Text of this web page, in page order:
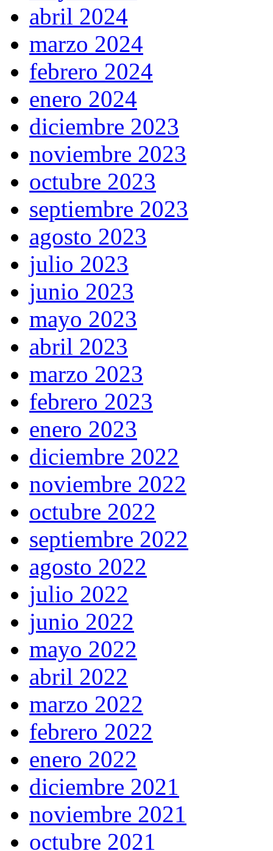
abril 2024
marzo 2024
febrero 2024
enero 2024
diciembre 2023
noviembre 2023
octubre 2023
septiembre 2023
agosto 2023
julio 2023
junio 2023
mayo 2023
abril 2023
marzo 2023
febrero 2023
enero 2023
diciembre 2022
noviembre 2022
octubre 2022
septiembre 2022
agosto 2022
julio 2022
junio 2022
mayo 2022
abril 2022
marzo 2022
febrero 2022
enero 2022
diciembre 2021
noviembre 2021
octubre 2021